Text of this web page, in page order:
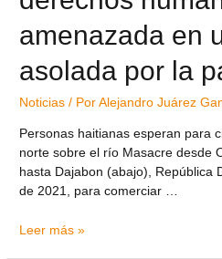
amenazada en
asolada por la
Noticias / PorAlejandro Juárez
Personas haitianas esperan para
norte sobre el río Masacre desde
hasta Dajabon (abajo), República
de 2021, para comerciar …
Leer más »